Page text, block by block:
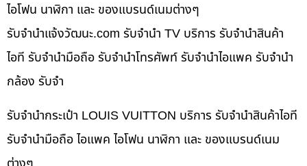
ไอโฟน นาฬิกา และ ของแบรนด์เนมต่างๆ
รับจํานําแจ้งวัฒนะ.com รับจำนำ TV บริการ รับจำนำสินค้า
ไอที รับจำนำมือถือ รับจำนำโทรศัพท์ รับจำนำไอแพค รับจำนำ
กล้อง รับจำ
รับจำนำกระเป๋า LOUIS VUITTON บริการ รับจำนำสินค้าไอที
รับจำนำมือถือ ไอแพค ไอโฟน นาฬิกา และ ของแบรนด์เนม